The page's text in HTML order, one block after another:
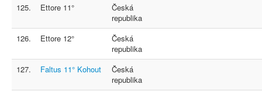
125.
Ettore 11°
Česká
republika
126.
Ettore 12°
Česká
republika
127.
Faltus 11° Kohout
Česká
republika